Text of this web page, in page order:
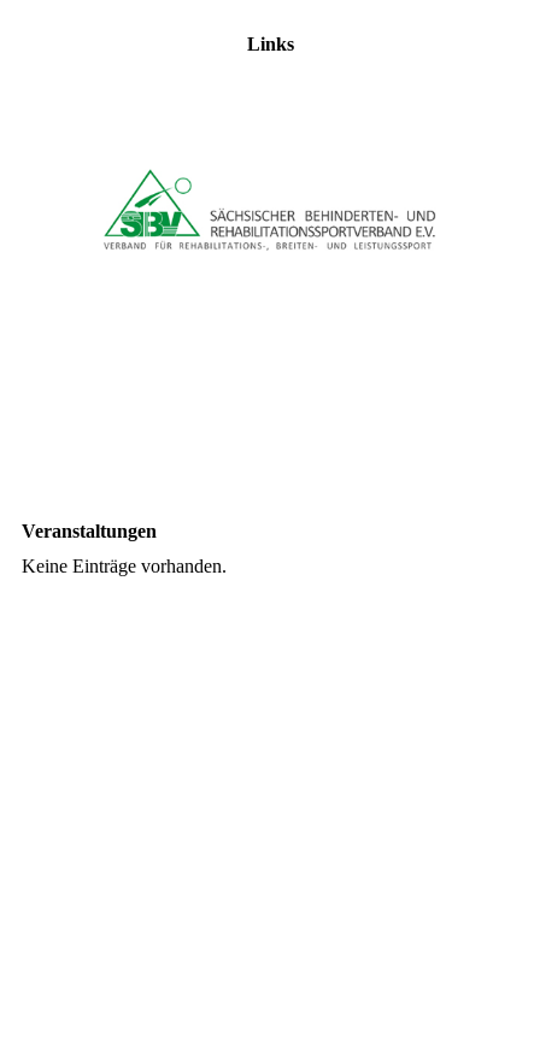
Links
Veranstaltungen
Keine Einträge vorhanden.